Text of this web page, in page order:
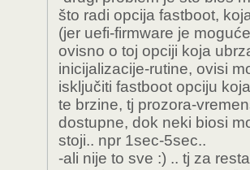
što radi opcija fastboot,
(jer uefi-firmware je
ovisno o toj opciji koja
inicijalizacije-rutine, ovisi
isključiti fastboot opciju
te brzine, tj prozora-
dostupne, dok neki biosi
stoji.. npr 1sec-5sec..
-ali nije to sve :) .. tj za